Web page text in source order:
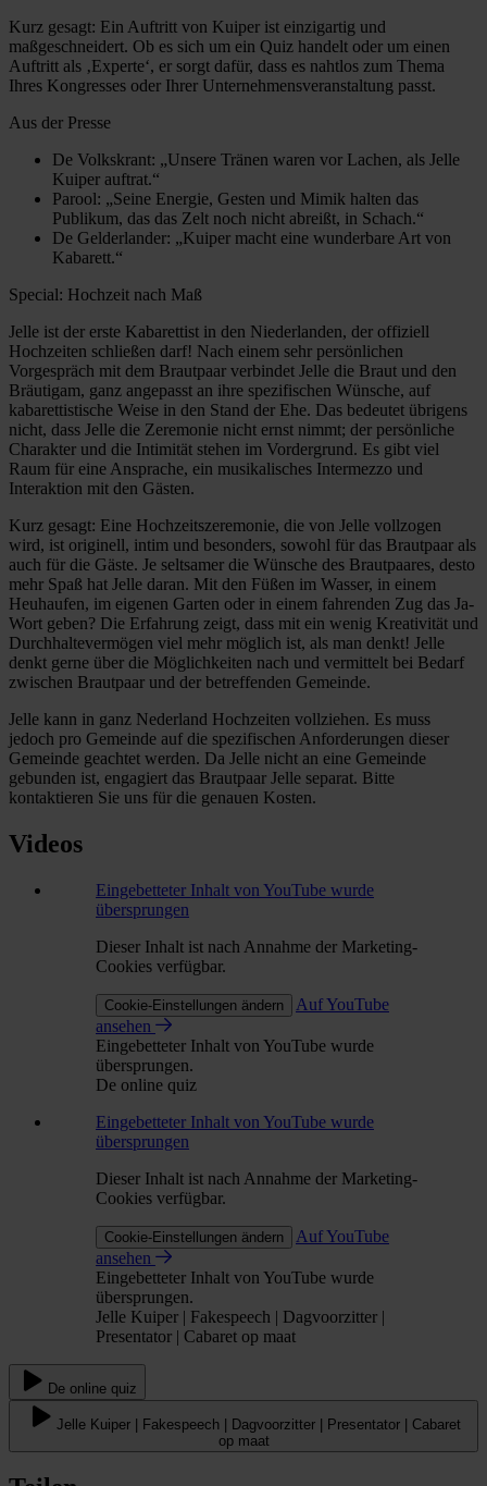
Kurz gesagt: Ein Auftritt von Kuiper ist einzigartig und
maßgeschneidert. Ob es sich um ein Quiz handelt oder um einen
Auftritt als ‚Experte‘, er sorgt dafür, dass es nahtlos zum Thema
Ihres Kongresses oder Ihrer Unternehmensveranstaltung passt.
Aus der Presse
De Volkskrant: „Unsere Tränen waren vor Lachen, als Jelle
Kuiper auftrat.“
Parool: „Seine Energie, Gesten und Mimik halten das
Publikum, das das Zelt noch nicht abreißt, in Schach.“
De Gelderlander: „Kuiper macht eine wunderbare Art von
Kabarett.“
Special: Hochzeit nach Maß
Jelle ist der erste Kabarettist in den Niederlanden, der offiziell
Hochzeiten schließen darf! Nach einem sehr persönlichen
Vorgespräch mit dem Brautpaar verbindet Jelle die Braut und den
Bräutigam, ganz angepasst an ihre spezifischen Wünsche, auf
kabarettistische Weise in den Stand der Ehe. Das bedeutet übrigens
nicht, dass Jelle die Zeremonie nicht ernst nimmt; der persönliche
Charakter und die Intimität stehen im Vordergrund. Es gibt viel
Raum für eine Ansprache, ein musikalisches Intermezzo und
Interaktion mit den Gästen.
Kurz gesagt: Eine Hochzeitszeremonie, die von Jelle vollzogen
wird, ist originell, intim und besonders, sowohl für das Brautpaar als
auch für die Gäste. Je seltsamer die Wünsche des Brautpaares, desto
mehr Spaß hat Jelle daran. Mit den Füßen im Wasser, in einem
Heuhaufen, im eigenen Garten oder in einem fahrenden Zug das Ja-
Wort geben? Die Erfahrung zeigt, dass mit ein wenig Kreativität und
Durchhaltevermögen viel mehr möglich ist, als man denkt! Jelle
denkt gerne über die Möglichkeiten nach und vermittelt bei Bedarf
zwischen Brautpaar und der betreffenden Gemeinde.
Jelle kann in ganz Nederland Hochzeiten vollziehen. Es muss
jedoch pro Gemeinde auf die spezifischen Anforderungen dieser
Gemeinde geachtet werden. Da Jelle nicht an eine Gemeinde
gebunden ist, engagiert das Brautpaar Jelle separat. Bitte
kontaktieren Sie uns für die genauen Kosten.
Videos
Eingebetteter Inhalt von YouTube wurde
übersprungen
Dieser Inhalt ist nach Annahme der Marketing-
Cookies verfügbar.
Cookie-Einstellungen ändern
Auf YouTube
ansehen
Eingebetteter Inhalt von YouTube wurde
übersprungen.
De online quiz
Eingebetteter Inhalt von YouTube wurde
übersprungen
Dieser Inhalt ist nach Annahme der Marketing-
Cookies verfügbar.
Cookie-Einstellungen ändern
Auf YouTube
ansehen
Eingebetteter Inhalt von YouTube wurde
übersprungen.
Jelle Kuiper | Fakespeech | Dagvoorzitter |
Presentator | Cabaret op maat
De online quiz
Jelle Kuiper | Fakespeech | Dagvoorzitter | Presentator | Cabaret
op maat